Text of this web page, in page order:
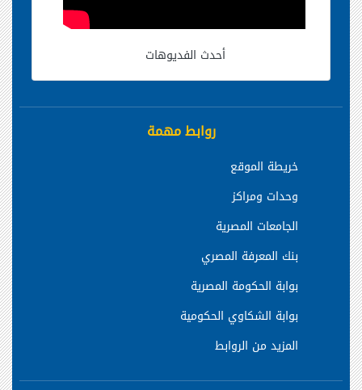
أحدث الفديوهات
روابط مهمة
خريطة الموقع
وحدات ومراكز
الجامعات المصرية
بنك المعرفة المصري
بوابة الحكومة المصرية
بوابة الشكاوي الحكومية
المزيد من الروابط